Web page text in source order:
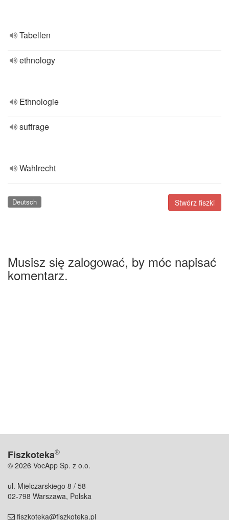
Tabellen
ethnology
Ethnologie
suffrage
Wahlrecht
Stwórz fiszki
Deutsch
Musisz się zalogować, by móc napisać
komentarz.
Fiszkoteka®
© 2026 VocApp Sp. z o.o.
ul. Mielczarskiego 8 / 58
02-798 Warszawa, Polska
fiszkoteka@fiszkoteka.pl